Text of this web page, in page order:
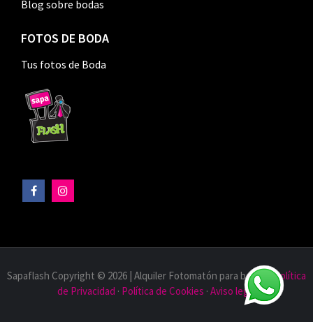
Blog sobre bodas
FOTOS DE BODA
Tus fotos de Boda
Sapaflash Copyright © 2026 | Alquiler Fotomatón para bodas |Política
de Privacidad · Política de Cookies · Aviso legal